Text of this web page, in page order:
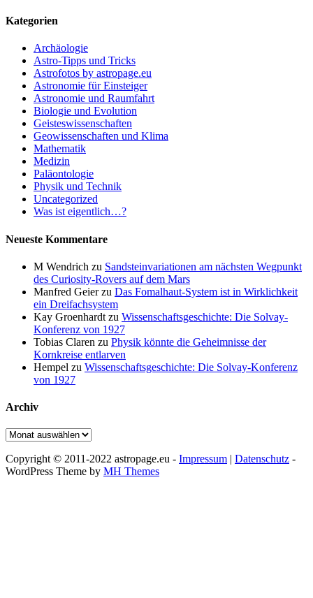
Kategorien
Archäologie
Astro-Tipps und Tricks
Astrofotos by astropage.eu
Astronomie für Einsteiger
Astronomie und Raumfahrt
Biologie und Evolution
Geisteswissenschaften
Geowissenschaften und Klima
Mathematik
Medizin
Paläontologie
Physik und Technik
Uncategorized
Was ist eigentlich…?
Neueste Kommentare
M Wendrich zu Sandsteinvariationen am nächsten Wegpunkt
des Curiosity-Rovers auf dem Mars
Manfred Geierzu Das Fomalhaut-System ist in Wirklichkeit
ein Dreifachsystem
Kay Groenhardt zu Wissenschaftsgeschichte: Die Solvay-
Konferenz von 1927
Tobias Claren zu Physik könnte die Geheimnisse der
Kornkreise entlarven
Hempel zu Wissenschaftsgeschichte: Die Solvay-Konferenz
von 1927
Archiv
Archiv
Copyright © 2011-2022 astropage.eu - Impressum | Datenschutz -
WordPress Theme by MH Themes